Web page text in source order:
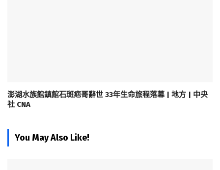
澎湖水族館鎮館石斑疤哥辭世 33年生命旅程落幕 | 地方 | 中央
社 CNA
You May Also Like!